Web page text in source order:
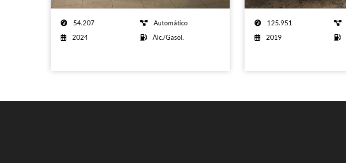
54.207
Automático
2024
Álc./Gasol.
125.951
2019